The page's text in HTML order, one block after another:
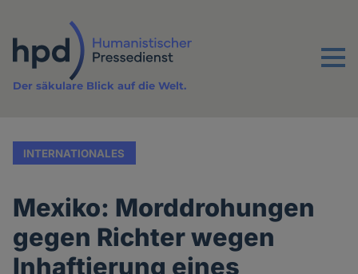
Inhalt
Menu
Der säkulare Blick auf die Welt.
INTERNATIONALES
Mexiko: Morddrohungen
gegen Richter wegen
Inhaftierung eines